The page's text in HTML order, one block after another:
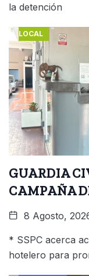
la detención
LOCAL
GUARDIA
CAMPAÑA
8 Agosto,
* SSPC acerca
hotelero para